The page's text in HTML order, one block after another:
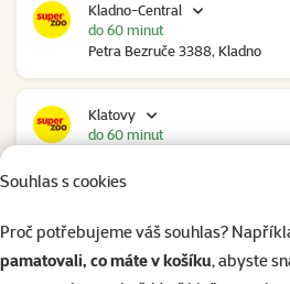
Souhlas s cookies
Proč potřebujeme váš souhlas?
pamatovali, co máte v košíku, abyste
Kladno-Central
Petra Bezruče 3388, Kladno
do 60 minut
Klatovy
do 60 minut
Polepská 979, Kolín
do 60 minut